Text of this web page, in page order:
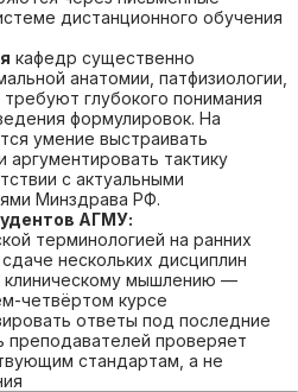
дистанционного обучения
кафедр существенно
анатомии, патфизиологии,
глубокого понимания
формулировок. На
умение выстраивать
аргументировать тактику
с актуальными
Минздрава РФ.
АГМУ:
терминологией на ранних
нескольких дисциплин
клиническому мышлению —
четвёртом курсе
ответы под последние
преподавателей проверяет
стандартам, а не